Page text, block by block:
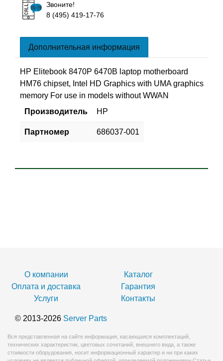
Звоните!
8 (495) 419-17-76
Дополнительная информация
HP Elitebook 8470P 6470B laptop motherboard
HM76 chipset, Intel HD Graphics with UMA graphics
memory For use in models without WWAN
Производитель
HP
Партномер 686037-001
О компании
Каталог
Оплата и доставка
Гарантия
Услуги
Контакты
© 2013-2026 Server Parts
Вся представленная на сайте информация, касающаяся комплектаций,
технических характеристик, цветовых сочетаний, внешнего вида, а также
стоимости оборудования, носит информационный характер и ни при каких